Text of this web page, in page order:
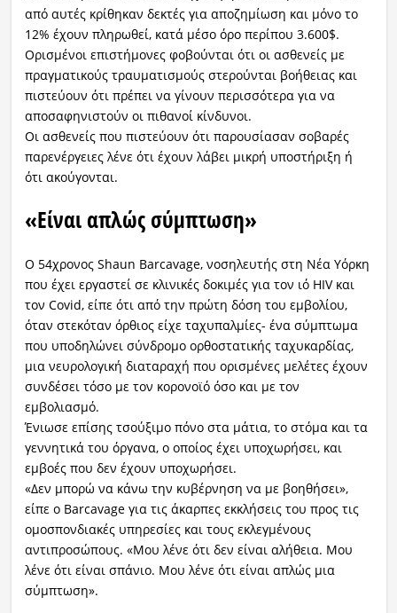
από αυτές κρίθηκαν δεκτές για αποζημίωση και μόνο το
12% έχουν πληρωθεί, κατά μέσο όρο περίπου 3.600$.
Ορισμένοι επιστήμονες φοβούνται ότι οι ασθενείς με
πραγματικούς τραυματισμούς στερούνται βοήθειας και
πιστεύουν ότι πρέπει να γίνουν περισσότερα για να
αποσαφηνιστούν οι πιθανοί κίνδυνοι.
Οι ασθενείς που πιστεύουν ότι παρουσίασαν σοβαρές
παρενέργειες λένε ότι έχουν λάβει μικρή υποστήριξη ή
ότι ακούγονται.
«Είναι απλώς σύμπτωση»
Ο 54χρονος Shaun Barcavage, νοσηλευτής στη Νέα Υόρκη
που έχει εργαστεί σε κλινικές δοκιμές για τον ιό HIV και
τον Covid, είπε ότι από την πρώτη δόση του εμβολίου,
όταν στεκόταν όρθιος είχε ταχυπαλμίες- ένα σύμπτωμα
που υποδηλώνει σύνδρομο ορθοστατικής ταχυκαρδίας,
μια νευρολογική διαταραχή που ορισμένες μελέτες έχουν
συνδέσει τόσο με τον κορονοϊό όσο και με τον
εμβολιασμό.
Ένιωσε επίσης τσούξιμο πόνο στα μάτια, το στόμα και τα
γεννητικά του όργανα, ο οποίος έχει υποχωρήσει, και
εμβοές που δεν έχουν υποχωρήσει.
«Δεν μπορώ να κάνω την κυβέρνηση να με βοηθήσει»,
είπε ο Barcavage για τις άκαρπες εκκλήσεις του προς τις
ομοσπονδιακές υπηρεσίες και τους εκλεγμένους
αντιπροσώπους. «Μου λένε ότι δεν είναι αλήθεια. Μου
λένε ότι είναι σπάνιο. Μου λένε ότι είναι απλώς μια
σύμπτωση».